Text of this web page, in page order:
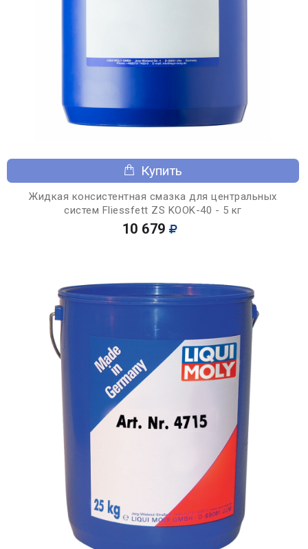
Купить
Жидкая консистентная смазка для центральных
систем Fliessfett ZS KOOK-40 - 5 кг
10 679